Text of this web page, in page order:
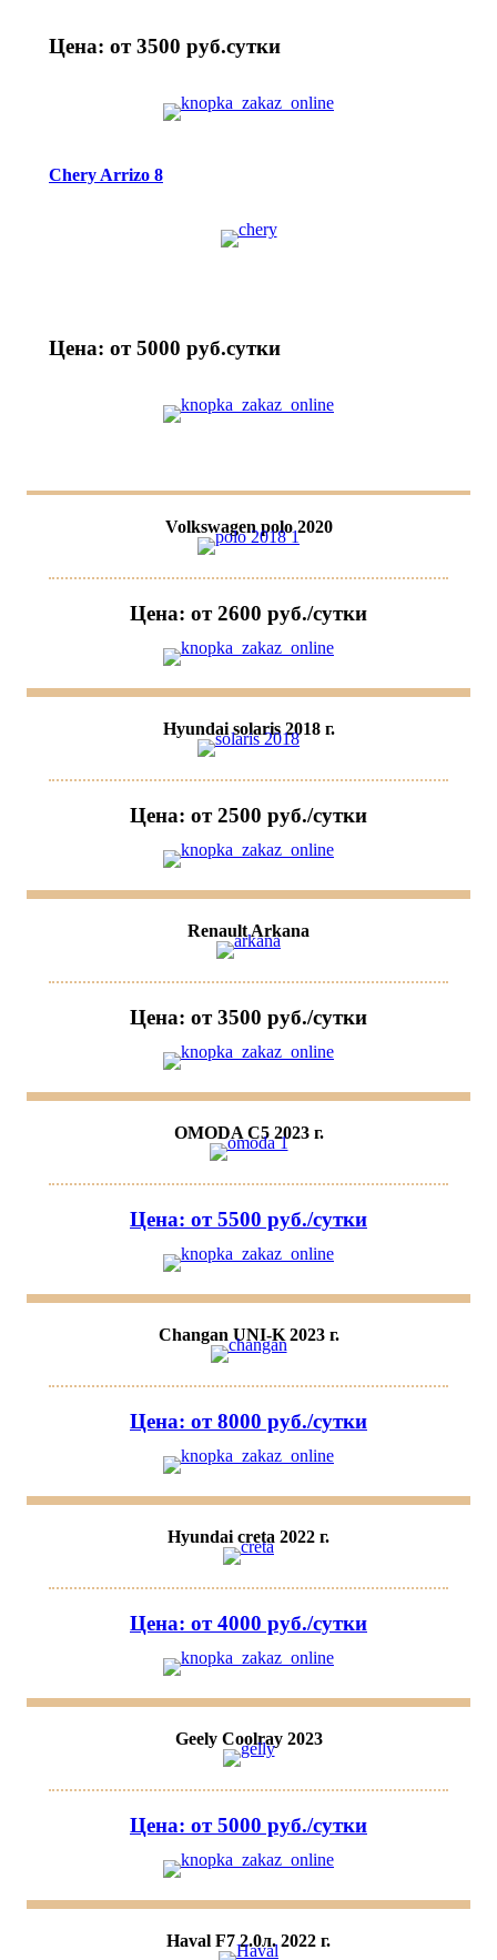
Цена: от 3500 руб.cутки
Chery Arrizo 8
Цена: от 5000 руб.cутки
Volkswagen polo 2020
Цена: от 2600 руб./сутки
Hyundai solaris 2018 г.
Цена: от 2500 руб./сутки
Renault Arkana
Цена: от 3500 руб./сутки
OMODA C5 2023 г.
Цена: от 5500 руб./сутки
Changan UNI-K 2023 г.
Цена: от 8000 руб./сутки
Hyundai creta 2022 г.
Цена: от 4000 руб./сутки
Geely Coolray 2023
Цена: от 5000 руб./сутки
Haval F7 2.0л. 2022 г.